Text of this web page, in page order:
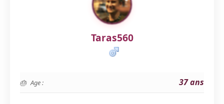
Taras560
Age : 37 ans